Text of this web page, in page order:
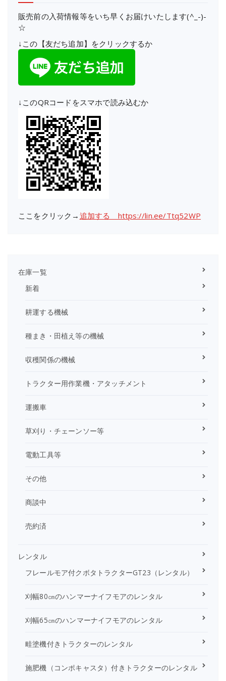
販売前の入荷情報等をいち早くお届けいたします(^_-)-
☆
↓この【友だち追加】をクリックするか
↓このQRコードをスマホで読み込むか
ここをクリック→ 追加する https://lin.ee/Ttq52WP
在庫一覧
新着
耕運する機械
種まき・田植え等の機械
収穫関係の機械
トラクター用作業機・アタッチメント
運搬車
草刈り・チェーンソー等
電動工具等
その他
商談中
売約済
レンタル
フレールモア付クボタトラクターGT23（レンタル）
刈幅80㎝のハンマーナイフモアのレンタル
刈幅65㎝のハンマーナイフモアのレンタル
畦塗機付きトラクターのレンタル
施肥機（コンポキャスタ）付きトラクターのレンタル